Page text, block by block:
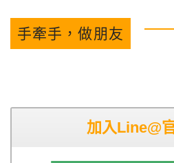
手牽手，做朋友
加入Line@